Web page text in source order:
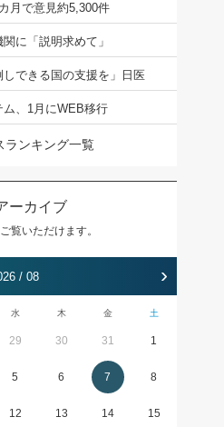
月で意見約5,300件
に「説明求めて」
できる国の支援を」日医
、1月にWEB移行
ランキング一覧
ーカイブ
覧いただけます。
/ 08 ›
水 木 金 土
29 30 31 1
5 6 7 8
12 13 14 15